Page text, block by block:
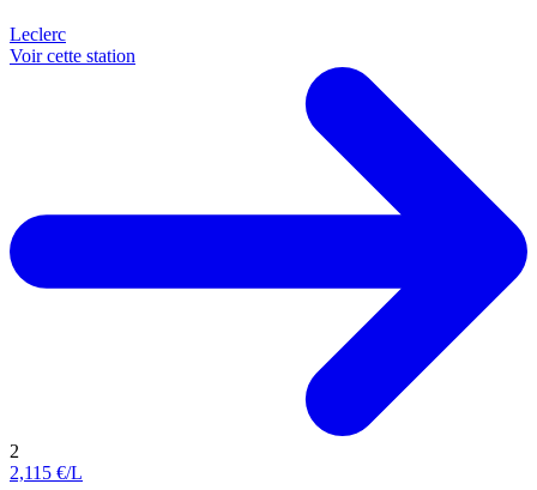
Leclerc
Voir cette station
2
2,115 €/L